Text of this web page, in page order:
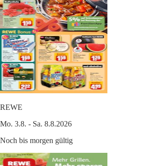
REWE
Mo. 3.8. - Sa. 8.8.2026
Noch bis morgen gültig